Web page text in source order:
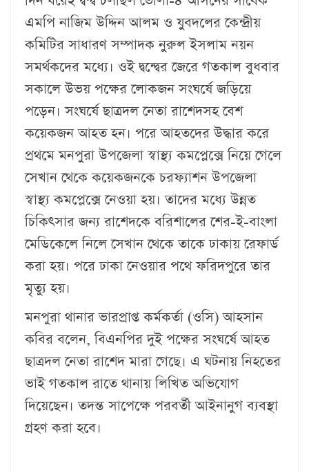
এমপি নাজিম উদ্দিন আলম ও যুবদলের কেন্দ্রীয়
কমিটির সাধারণ সম্পাদক নুরুল ইসলাম নয়ন
সমর্থকদের মধ্যে। ওই দ্বন্দ্বের জেরে গতকাল বুধবার
সকালে উভয় পক্ষের লোকজন সংঘর্ষে জড়িয়ে
পড়েন। সংঘর্ষে ছাত্রদল নেতা রাশেদসহ বেশ
কয়েকজন আহত হন। পরে আহতদের উদ্ধার করে
প্রথমে মনপুরা উপজেলা স্বাস্থ্য কমপ্লেক্সে নিয়ে গেলে
সেখান থেকে কয়েকজনকে চরফ্যাশন উপজেলা
স্বাস্থ্য কমপ্লেক্সে নেওয়া হয়। তাদের মধ্যে উন্নত
চিকিৎসার জন্য রাশেদকে বরিশালের শের-ই-বাংলা
মেডিকেলে নিলে সেখান থেকে তাকে ঢাকায় রেফার্ড
করা হয়। পরে ঢাকা নেওয়ার পথে ফরিদপুরে তার
মৃত্যু হয়।
মনপুরা থানার ভারপ্রাপ্ত কর্মকর্তা (ওসি) আহসান
কবির বলেন, বিএনপির দুই পক্ষের সংঘর্ষে আহত
ছাত্রদল নেতা রাশেদ মারা গেছে। এ ঘটনায় নিহতের
ভাই গতকাল রাতে থানায় লিখিত অভিযোগ
দিয়েছেন। তদন্ত সাপেক্ষে পরবর্তী আইনানুগ ব্যবস্থা
গ্রহণ করা হবে।